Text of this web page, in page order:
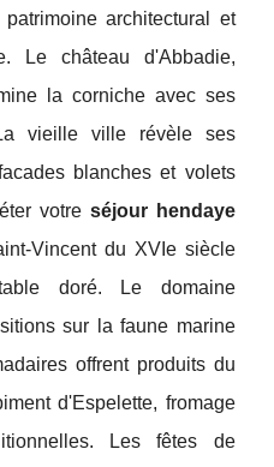
architectural et
Le château d'Abbadie,
la corniche avec ses
vieille ville révèle ses
blanches et volets
votre séjour hendaye
Vincent du XVIe siècle
doré. Le domaine
sur la faune marine
offrent produits du
d'Espelette, fromage
Les fêtes de